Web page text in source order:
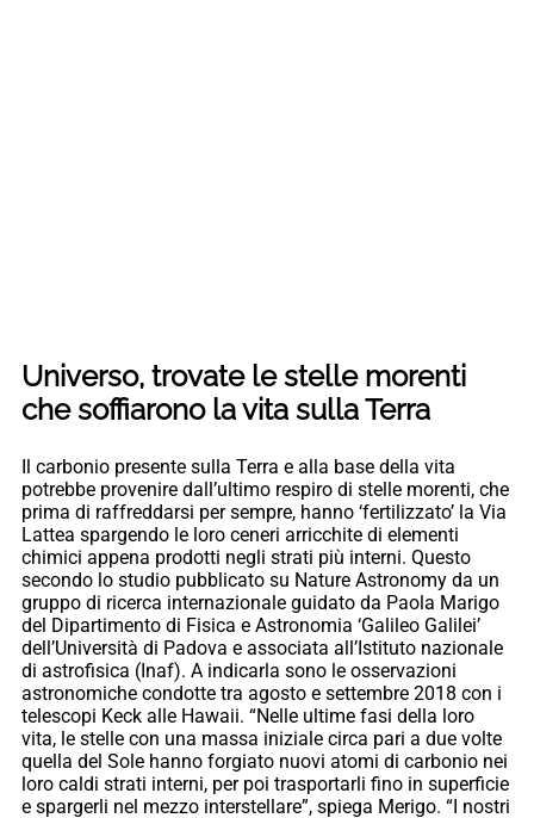
Universo, trovate le stelle morenti
che soffiarono la vita sulla Terra
Il carbonio presente sulla Terra e alla base della vita
potrebbe provenire dall’ultimo respiro di stelle morenti, che
prima di raffreddarsi per sempre, hanno ‘fertilizzato’ la Via
Lattea spargendo le loro ceneri arricchite di elementi
chimici appena prodotti negli strati più interni. Questo
secondo lo studio pubblicato su Nature Astronomy da un
gruppo di ricerca internazionale guidato da Paola Marigo
del Dipartimento di Fisica e Astronomia ‘Galileo Galilei’
dell’Università di Padova e associata all’Istituto nazionale
di astrofisica (Inaf). A indicarla sono le osservazioni
astronomiche condotte tra agosto e settembre 2018 con i
telescopi Keck alle Hawaii. “Nelle ultime fasi della loro
vita, le stelle con una massa iniziale circa pari a due volte
quella del Sole hanno forgiato nuovi atomi di carbonio nei
loro caldi strati interni, per poi trasportarli fino in superficie
e spargerli nel mezzo interstellare”, spiega Merigo. “I nostri